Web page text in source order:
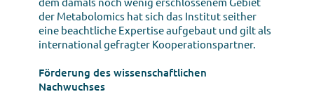
der Metabolomics hat sich das Institut seither
eine beachtliche Expertise aufgebaut und gilt als
international gefragter Kooperationspartner.
Förderung des wissenschaftlichen
Nachwuchses